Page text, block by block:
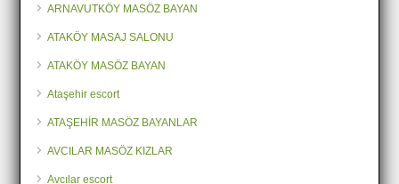
ARNAVUTKÖY MASÖZ BAYAN
ATAKÖY MASAJ SALONU
ATAKÖY MASÖZ BAYAN
Ataşehir escort
ATAŞEHİR MASÖZ BAYANLAR
AVCILAR MASÖZ KIZLAR
Avcılar escort